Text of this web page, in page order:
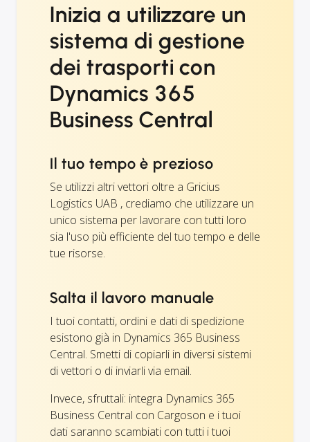
Inizia a utilizzare un
sistema di gestione
dei trasporti con
Dynamics 365
Business Central
Il tuo tempo è prezioso
Se utilizzi altri vettori oltre a Gricius
Logistics UAB , crediamo che utilizzare un
unico sistema per lavorare con tutti loro
sia l'uso più efficiente del tuo tempo e delle
tue risorse.
Salta il lavoro manuale
I tuoi contatti, ordini e dati di spedizione
esistono già in Dynamics 365 Business
Central. Smetti di copiarli in diversi sistemi
di vettori o di inviarli via email.
Invece, sfruttali: integra Dynamics 365
Business Central con Cargoson e i tuoi
dati saranno scambiati con tutti i tuoi